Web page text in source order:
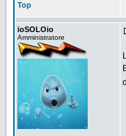
Top
ioSOLOio
Amministratore